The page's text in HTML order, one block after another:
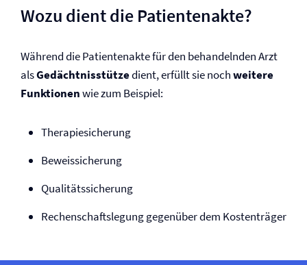
Wozu dient die Patientenakte?
Während die Patientenakte für den behandelnden Arzt
alsGedächtnisstützedient, erfüllt sie nochweitere
Funktionenwie zum Beispiel:
Therapiesicherung
Beweissicherung
Qualitätssicherung
Rechenschaftslegung gegenüber dem Kostenträger